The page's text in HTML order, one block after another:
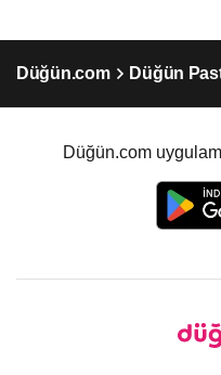
Düğün.com Düğün
Düğün.com